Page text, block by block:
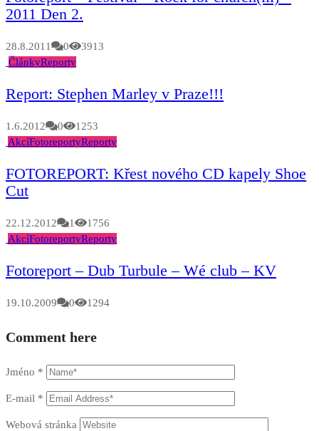
2011 Den 2.
28.8.2011 0
3913
ČlánkyReporty
Report: Stephen Marley v Praze!!!
1.6.2012 0
1253
AkcíFotoreportyReporty
FOTOREPORT: Křest nového CD kapely Shoe
Cut
22.12.2012 1
1756
AkcíFotoreportyReporty
Fotoreport – Dub Turbule – Wé club – KV
19.10.2009 0 1294
Comment here
Jméno *
E-mail *
Webová stránka